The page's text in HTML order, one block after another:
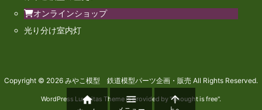
オンラインショップ
光り分け室内灯
Copyright © 2026 みやこ模型 鉄道模型パーツ企画・販売 All Rights Reserved.
WordPress Luxeritas Theme is provided by "Thought is free".
  